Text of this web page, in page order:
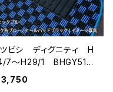
ビシ ディグニティ H
7〜H29/1 BHGY51
アマット一式 カーマッ
スタンダードタイプ